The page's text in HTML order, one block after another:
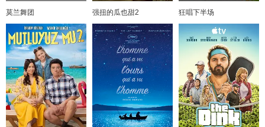
莫兰舞团 强扭的瓜也甜2 狂唱下半场